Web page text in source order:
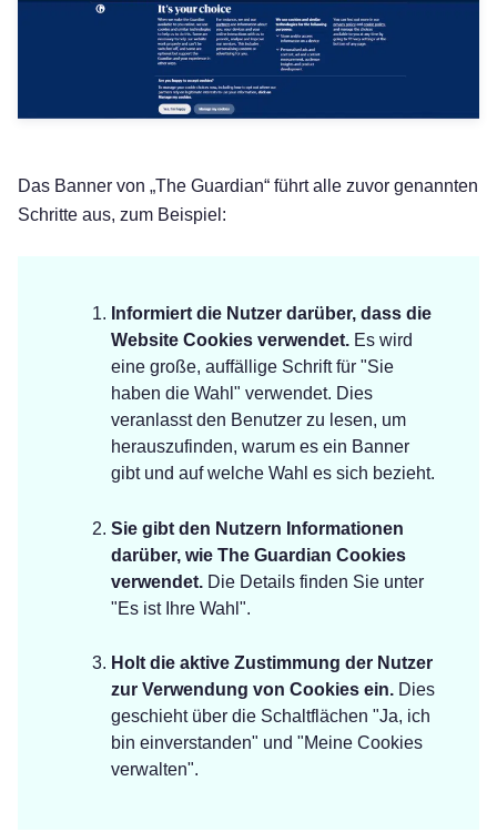
Das Banner von „The Guardian“ führt alle zuvor genannten
Schritte aus, zum Beispiel:
Informiert die Nutzer darüber, dass die
Website Cookies verwendet. Es wird
eine große, auffällige Schrift für "Sie
haben die Wahl" verwendet. Dies
veranlasst den Benutzer zu lesen, um
herauszufinden, warum es ein Banner
gibt und auf welche Wahl es sich bezieht.
Sie gibt den Nutzern Informationen
darüber, wie The Guardian Cookies
verwendet. Die Details finden Sie unter
"Es ist Ihre Wahl".
Holt die aktive Zustimmung der Nutzer
zur Verwendung von Cookies ein. Dies
geschieht über die Schaltflächen "Ja, ich
bin einverstanden" und "Meine Cookies
verwalten".